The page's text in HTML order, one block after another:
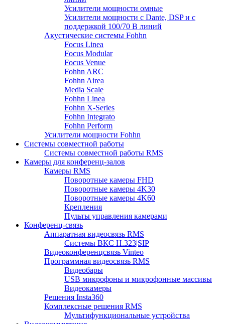
Усилители мощности омные
Усилители мощности с Dante, DSP и с
поддержкой 100/70 В линий
Акустические системы Fohhn
Focus Linea
Focus Modular
Focus Venue
Fohhn ARC
Fohhn Airea
Media Scale
Fohhn Linea
Fohhn X-Series
Fohhn Integrato
Fohhn Perform
Усилители мощности Fohhn
Системы совместной работы
Системы совместной работы RMS
Камеры для конференц-залов
Камеры RMS
Поворотные камеры FHD
Поворотные камеры 4K30
Поворотные камеры 4K60
Крепления
Пульты управления камерами
Конференц-связь
Аппаратная видеосвязь RMS
Системы ВКС H.323|SIP
Видеоконференцсвязь Vinteo
Программная видеосвязь RMS
Видеобары
USB микрофоны и микрофонные массивы
Видеокамеры
Решения Insta360
Комплексные решения RMS
Мультифункциональные устройства